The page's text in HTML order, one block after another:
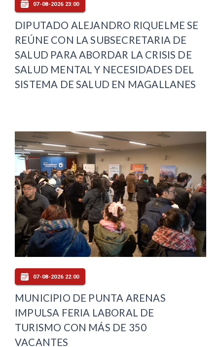
07-08-2026 23:00
DIPUTADO ALEJANDRO RIQUELME SE
REÚNE CON LA SUBSECRETARIA DE
SALUD PARA ABORDAR LA CRISIS DE
SALUD MENTAL Y NECESIDADES DEL
SISTEMA DE SALUD EN MAGALLANES
07-08-2026 22:00
MUNICIPIO DE PUNTA ARENAS
IMPULSA FERIA LABORAL DE
TURISMO CON MÁS DE 350
VACANTES